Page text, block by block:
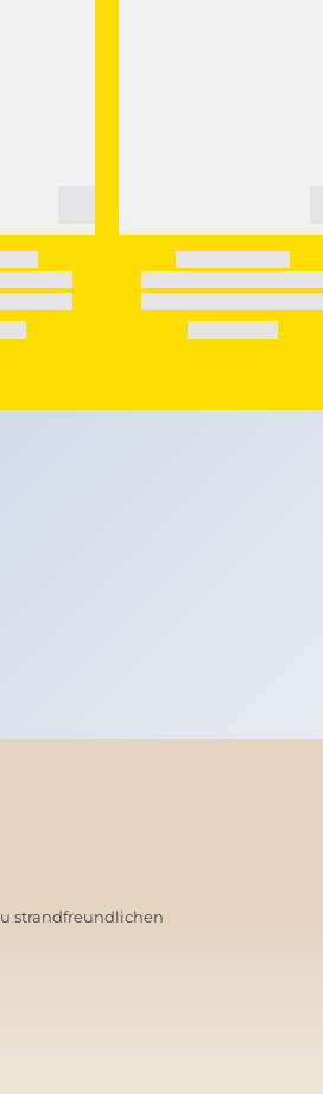
strandfreundlichen